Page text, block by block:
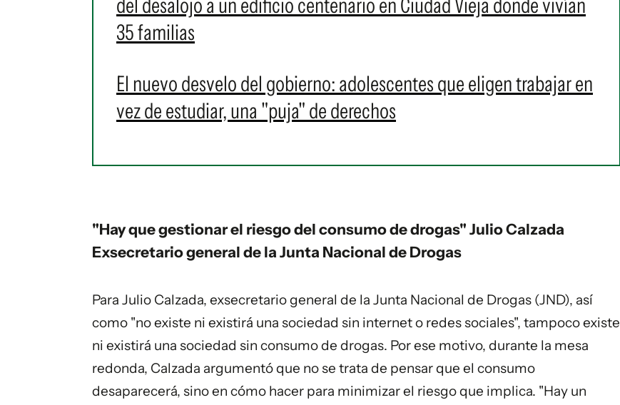
del desalojo a un edificio centenario en Ciudad Vieja donde vivían
35 familias
El nuevo desvelo del gobierno: adolescentes que eligen trabajar en
vez de estudiar, una "puja" de derechos
"Hay que gestionar el riesgo del consumo de drogas" Julio Calzada
Exsecretario general de la Junta Nacional de Drogas
Para Julio Calzada, exsecretario general de la Junta Nacional de Drogas (JND), así
como "no existe ni existirá una sociedad sin internet o redes sociales", tampoco existe
ni existirá una sociedad sin consumo de drogas. Por ese motivo, durante la mesa
redonda, Calzada argumentó que no se trata de pensar que el consumo
desaparecerá, sino en cómo hacer para minimizar el riesgo que implica. "Hay un